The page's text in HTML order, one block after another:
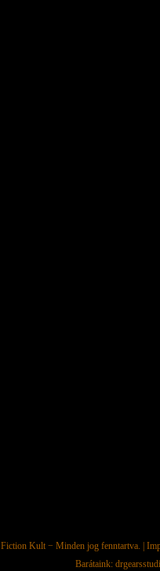
Fiction Kult− Minden jog fenntartva. |
Barátaink: